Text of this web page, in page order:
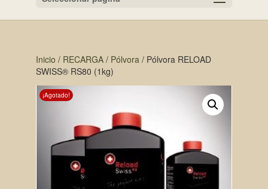
Inicio / RECARGA/ Pólvora/ Pólvora RELOAD
SWISS® RS80 (1kg)
¡Agotado!